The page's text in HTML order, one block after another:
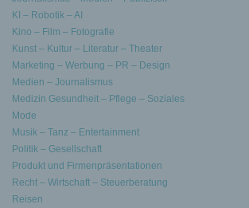
KI – Robotik – AI
Kino – Film – Fotografie
Kunst – Kultur – Literatur – Theater
Marketing – Werbung – PR – Design
Medien – Journalismus
Medizin Gesundheit – Pflege – Soziales
Mode
Musik – Tanz – Entertainment
Politik – Gesellschaft
Produkt und Firmenpräsentationen
Recht – Wirtschaft – Steuerberatung
Reisen